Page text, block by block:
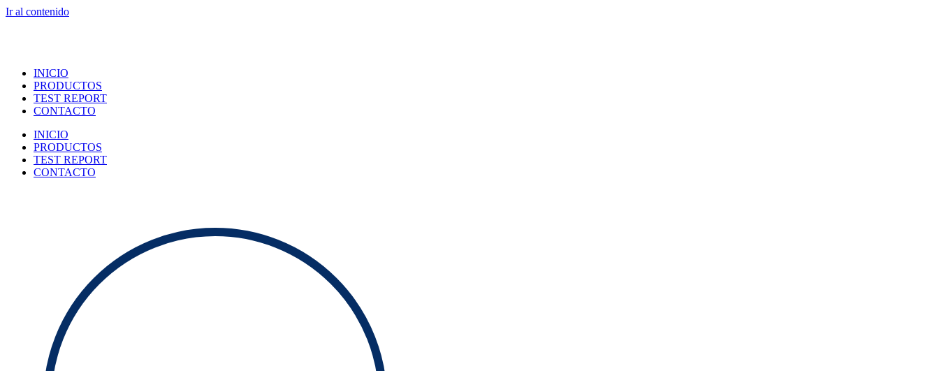
Ir al contenido
INICIO
PRODUCTOS
TEST REPORT
CONTACTO
INICIO
PRODUCTOS
TEST REPORT
CONTACTO